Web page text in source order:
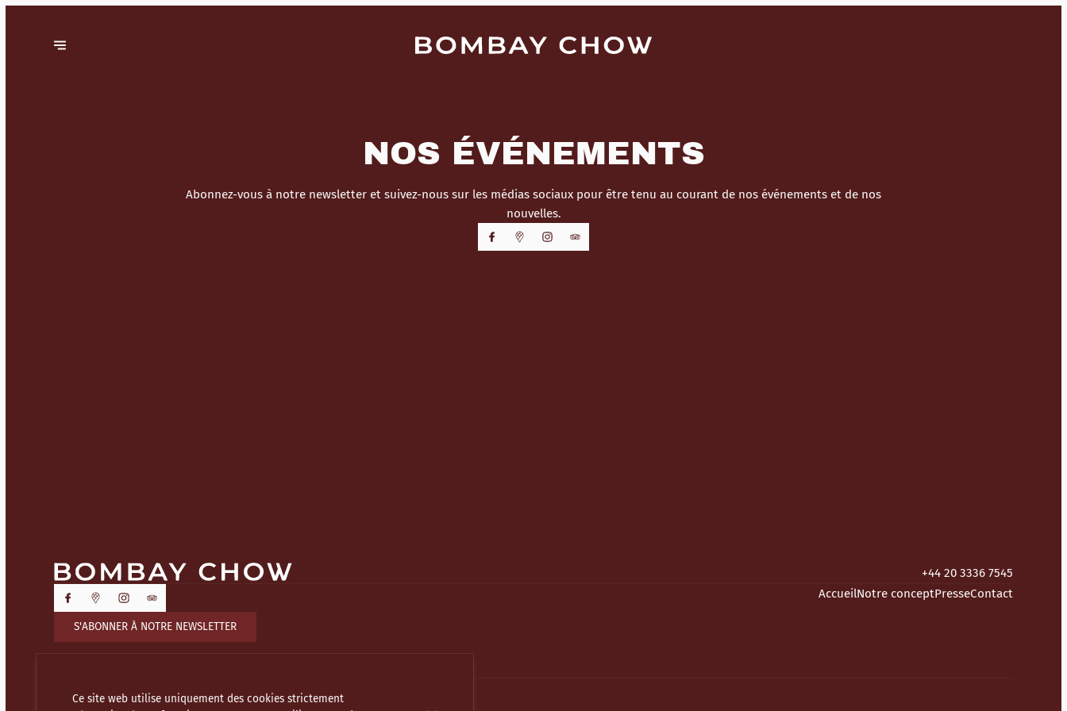
NOS ÉVÉNEMENTS
Abonnez-vous à notre newsletter et suivez-nous sur les médias sociaux pour être tenu au courant de nos événements et de nos
nouvelles.
+44 20 3336 7545
AccueilNotre conceptPresseContact
S'ABONNER À NOTRE NEWSLETTER
Ce site web utilise uniquement des cookies strictement